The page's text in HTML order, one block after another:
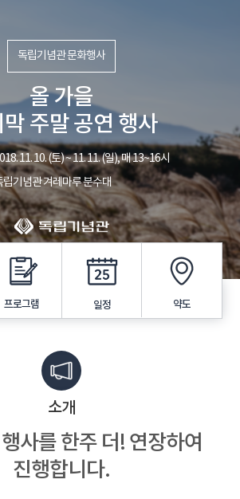
독립기념관 문화행사
올 가을
주말 공연 행사
11. 10. (토) ~ 11. 11. (일), 매 13~16시
립기념관 겨레마루 분수대
프로그램 일정 약도
소개
사를 한주 더! 연장하여
진행합니다.